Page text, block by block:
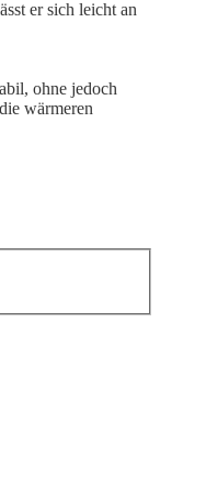
er sich leicht an
ohne jedoch
wärmeren